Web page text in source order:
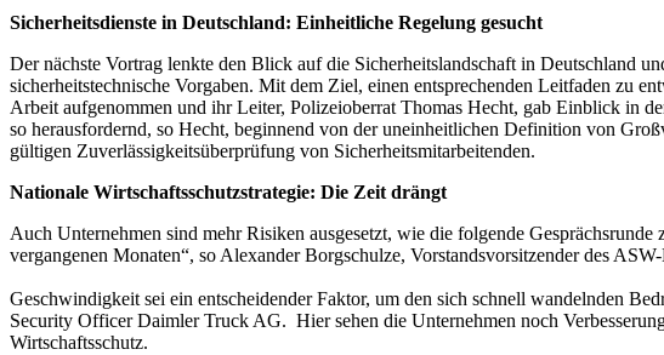
Sicherheitsdienste in Deutschland: Einheitliche Regelung gesucht
Der nächste Vortrag lenkte den Blick auf die Sicherheitslandschaft in Deutschland
sicherheitstechnische Vorgaben. Mit dem Ziel, einen entsprechenden Leitfaden zu
Arbeit aufgenommen und ihr Leiter, Polizeioberrat Thomas Hecht, gab Einblick in
so herausfordernd, so Hecht, beginnend von der uneinheitlichen Definition von
gültigen Zuverlässigkeitsüberprüfung von Sicherheitsmitarbeitenden.
Nationale Wirtschaftsschutzstrategie: Die Zeit drängt
Auch Unternehmen sind mehr Risiken ausgesetzt, wie die folgende
vergangenen Monaten“, so Alexander Borgschulze, Vorstandsvorsitzender des
Geschwindigkeit sei ein entscheidender Faktor, um den sich schnell wandelnden
Security Officer Daimler Truck AG. Hier sehen die Unternehmen noch
Wirtschaftsschutz.